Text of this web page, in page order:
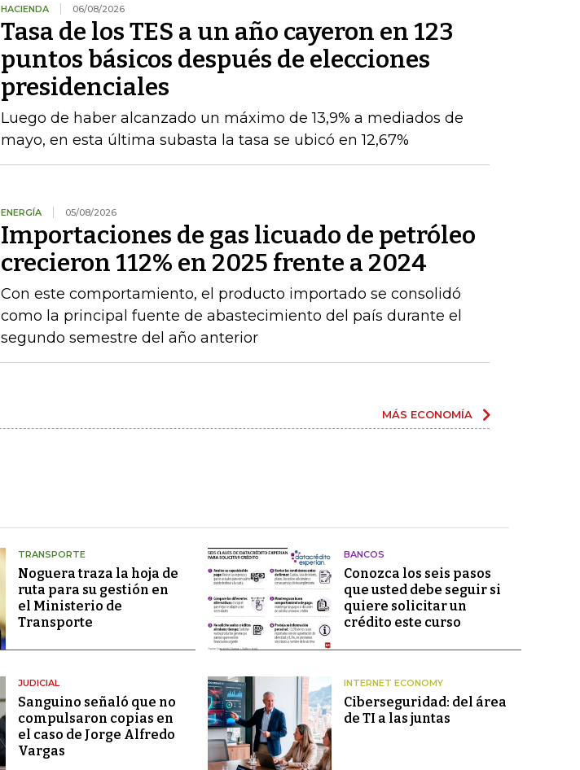
HACIENDA 06/08/2026
Tasa de los TES a un año cayeron en 123
puntos básicos después de elecciones
presidenciales
Luego de haber alcanzado un máximo de 13,9% a mediados de
mayo, en esta última subasta la tasa se ubicó en 12,67%
ENERGÍA 05/08/2026
Importaciones de gas licuado de petróleo
crecieron 112% en 2025 frente a 2024
Con este comportamiento, el producto importado se consolidó
como la principal fuente de abastecimiento del país durante el
segundo semestre del año anterior
MÁS ECONOMÍA
TRANSPORTE
Noguera traza la hoja de
ruta para su gestión en
el Ministerio de
Transporte
BANCOS
Conozca los seis pasos
que usted debe seguir si
quiere solicitar un
crédito este curso
JUDICIAL
Sanguino señaló que no
compulsaron copias en
el caso de Jorge Alfredo
Vargas
INTERNET ECONOMY
Ciberseguridad: del área
de TI a las juntas